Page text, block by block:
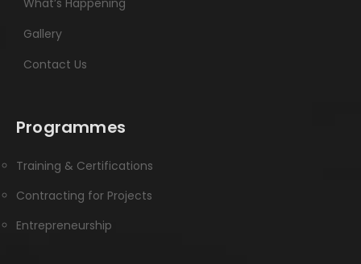
What’s Happening
Gallery
Contact Us
Programmes
Training & Certifications
Contracting for Projects
Entrepreneurship